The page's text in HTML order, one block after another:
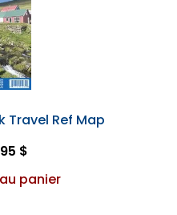
Travel Ref Map
$
panier